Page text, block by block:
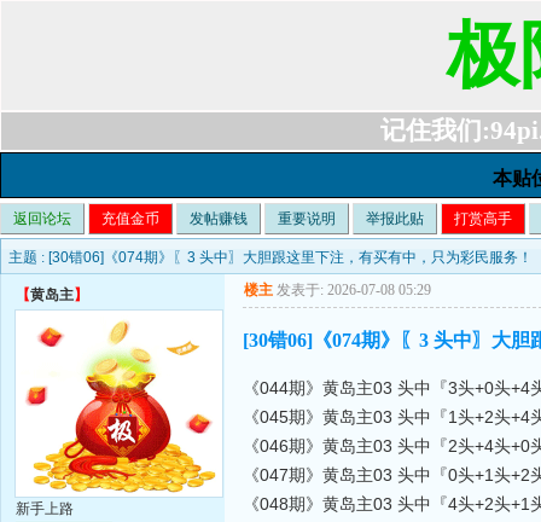
极
记住我们
本贴
返回论坛 充值金币 发帖赚钱 重要说明 举报此贴 打赏高手
主题 : [30错06]《074期》〖3 头中〗大胆跟这里下注，有买有中，只为彩民服务！
【黄岛主】
新手上路
楼主 发表于: 2026-07-08 05:29
[30错06]《074期》〖3 头中〗大
《044期》黄岛主03 头中『3头+0头+4
《045期》黄岛主03 头中『1头+2头+4
《046期》黄岛主03 头中『2头+4头+0
《047期》黄岛主03 头中『0头+1头+2
《048期》黄岛主03 头中『4头+2头+1